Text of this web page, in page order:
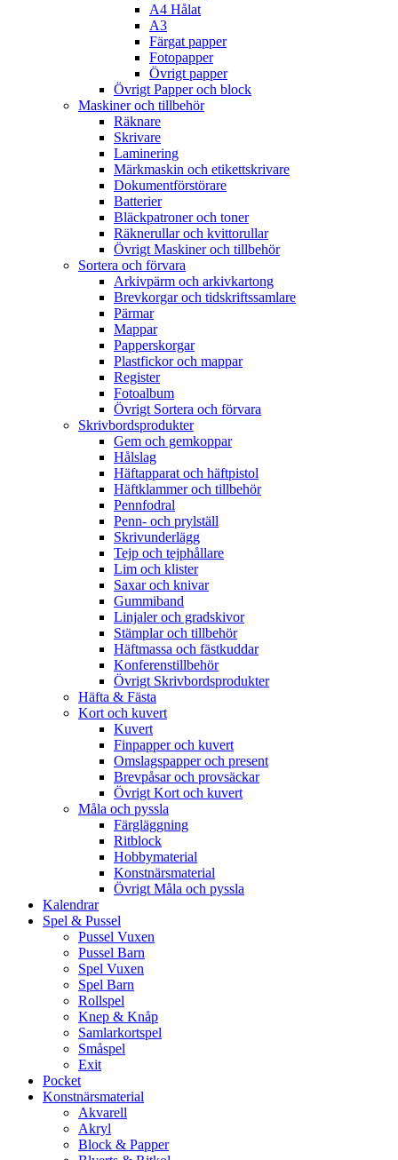
A4 Hålat
A3
Färgat papper
Fotopapper
Övrigt papper
Övrigt Papper och block
Maskiner och tillbehör
Räknare
Skrivare
Laminering
Märkmaskin och etikettskrivare
Dokumentförstörare
Batterier
Bläckpatroner och toner
Räknerullar och kvittorullar
Övrigt Maskiner och tillbehör
Sortera och förvara
Arkivpärm och arkivkartong
Brevkorgar och tidskriftssamlare
Pärmar
Mappar
Papperskorgar
Plastfickor och mappar
Register
Fotoalbum
Övrigt Sortera och förvara
Skrivbordsprodukter
Gem och gemkoppar
Hålslag
Häftapparat och häftpistol
Häftklammer och tillbehör
Pennfodral
Penn- och prylställ
Skrivunderlägg
Tejp och tejphållare
Lim och klister
Saxar och knivar
Gummiband
Linjaler och gradskivor
Stämplar och tillbehör
Häftmassa och fästkuddar
Konferenstillbehör
Övrigt Skrivbordsprodukter
Häfta & Fästa
Kort och kuvert
Kuvert
Finpapper och kuvert
Omslagspapper och present
Brevpåsar och provsäckar
Övrigt Kort och kuvert
Måla och pyssla
Färgläggning
Ritblock
Hobbymaterial
Konstnärsmaterial
Övrigt Måla och pyssla
Kalendrar
Spel & Pussel
Pussel Vuxen
Pussel Barn
Spel Vuxen
Spel Barn
Rollspel
Knep & Knåp
Samlarkortspel
Småspel
Exit
Pocket
Konstnärsmaterial
Akvarell
Akryl
Block & Papper